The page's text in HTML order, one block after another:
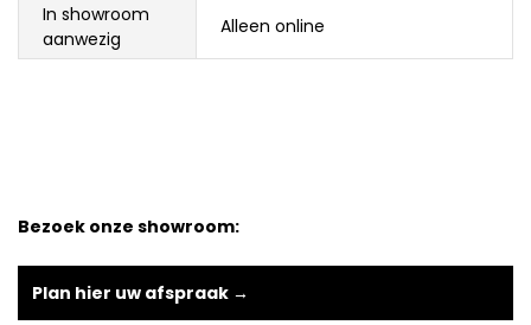
In showroom
aanwezig
Alleen online
Bezoek onze showroom:
Plan hier uw afspraak →